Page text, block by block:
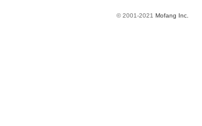
© 2001-2021 Mofang Inc.